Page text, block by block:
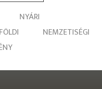
NYÁRI
NEMZETISÉGI